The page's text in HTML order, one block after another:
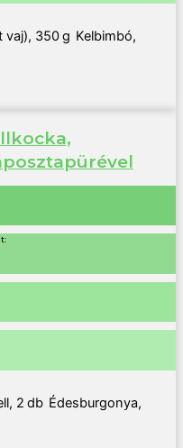
vaj), 350g Kelbimbó,
, 2 db Édesburgonya,